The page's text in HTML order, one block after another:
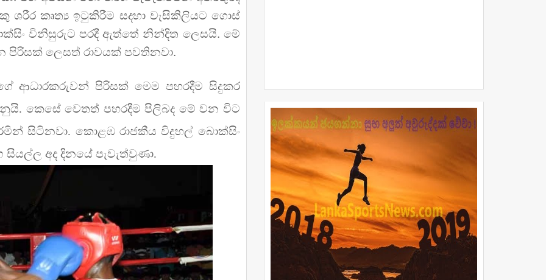
කෘත්‍ය ඉටුකිරීම සදහා වැසිකිලියට ගොස්
විනිසුරුට පරදී ඇත්තේ නින්දිත ලෙසයි. මේ
පිරිසක් ලෙසත් රාවයක් පවතිනවා.
ආධාරකරුවන් පිරිසක් මෙම පහරදීම සිදුකර
කෙසේ වෙතත් පහරදීම පිලිබද මේ වන විට
සිටිනවා. කොළඹ රාජකීය විදුහල් බොක්සිං
අද දිනයේ පැවැත්වුණා.